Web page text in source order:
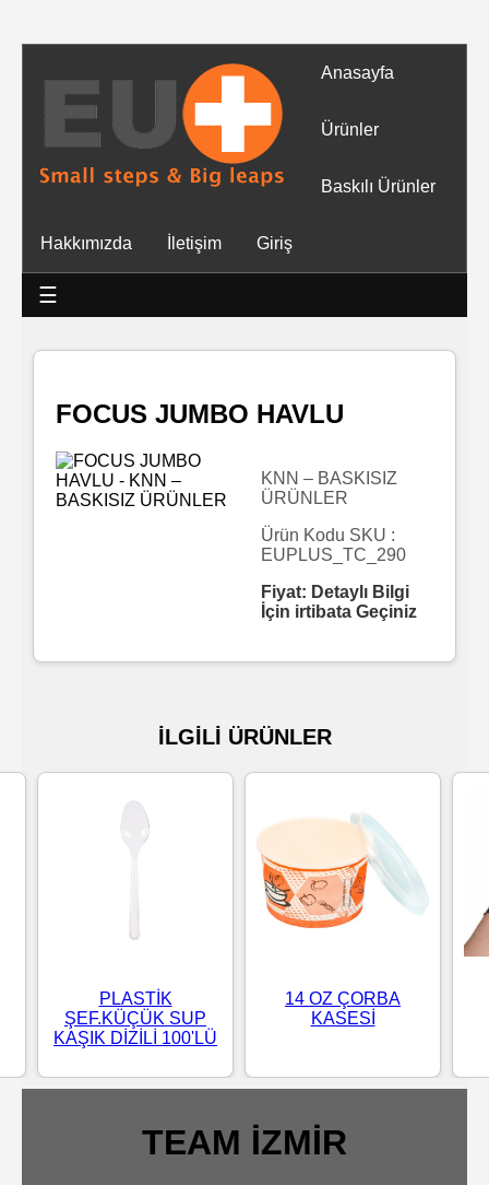
Anasayfa
Ürünler
Baskılı Ürünler
Hakkımızda İletişim Giriş
☰
Tüm
Ürünler
Mendiller
Baskılı
Islak
Mendil
/
Mendiller
Mendiller
Standart
Islak
Pipetler
FOCUS JUMBO HAVLU
KNN – BASKISIZ
ÜRÜNLER
Ürün Kodu SKU :
EUPLUS_TC_290
Fiyat: Detaylı Bilgi
İçin irtibata Geçiniz
İLGİLİ ÜRÜNLER
PLASTİK
ŞEF.KÜÇÜK SUP
KAŞIK DİZİLİ 100'LÜ
14 OZ ÇORBA
KASESİ
TEAM İZMİR